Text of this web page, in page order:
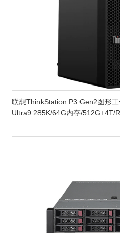
联想ThinkStation P3 Gen2图形
Ultra9 285K/64G内存/512G+4T/